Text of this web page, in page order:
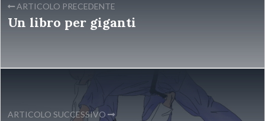
ARTICOLO PRECEDENTE
Un libro per giganti
ARTICOLO SUCCESSIVO